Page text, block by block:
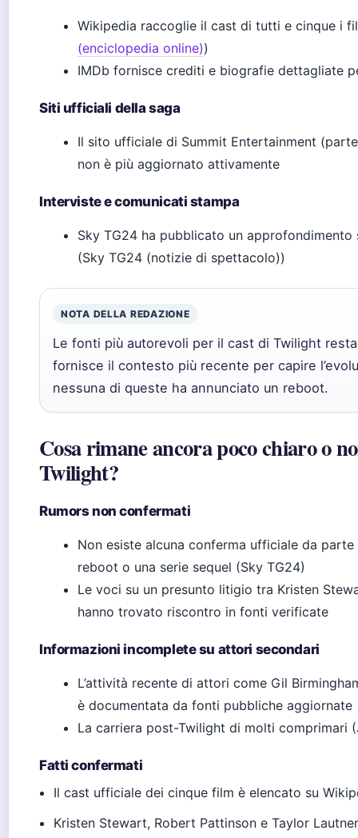
Wikipedia raccoglie il cast di tutti e cinque i
(enciclopedia online))
IMDb fornisce crediti e biografie dettagliate
Siti ufficiali della saga
Il sito ufficiale di Summit Entertainment
non è più aggiornato attivamente
Interviste e comunicati stampa
Sky TG24 ha pubblicato un
(Sky TG24 (notizie di spettacolo))
NOTA DELLA REDAZIONE
Le fonti più autorevoli per il cast di Twilight
fornisce il contesto più recente per capire
nessuna di queste ha annunciato un reboot.
Cosa rimane ancora poco chiaro o
Twilight?
Rumors non confermati
Non esiste alcuna conferma ufficiale da
reboot o una serie sequel (Sky TG24)
Le voci su un presunto litigio tra Kristen
hanno trovato riscontro in fonti verificate
Informazioni incomplete su attori secondari
L’attività recente di attori come Gil
è documentata da fonti pubbliche aggiornate
La carriera post-Twilight di molti comprimari
Fatti confermati
Il cast ufficiale dei cinque film è elencato su
Kristen Stewart, Robert Pattinson e Taylor